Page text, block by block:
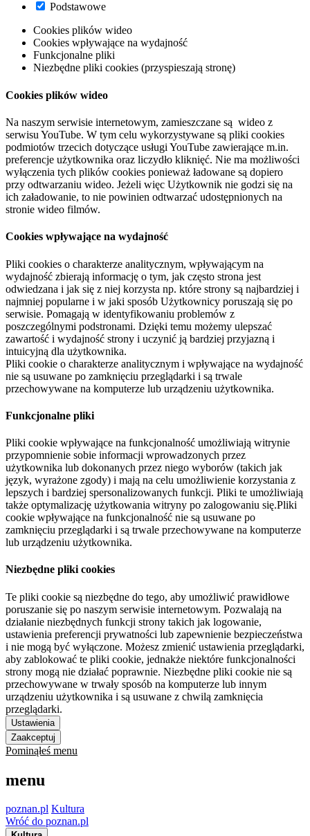
Podstawowe
Cookies plików wideo
Cookies wpływające na wydajność
Funkcjonalne pliki
Niezbędne pliki cookies (przyspieszają stronę)
Cookies plików wideo
Na naszym serwisie internetowym, zamieszczane są wideo z
serwisu YouTube. W tym celu wykorzystywane są pliki cookies
podmiotów trzecich dotyczące usługi YouTube zawierające m.in.
preferencje użytkownika oraz liczydło kliknięć. Nie ma możliwości
wyłączenia tych plików cookies ponieważ ładowane są dopiero
przy odtwarzaniu wideo. Jeżeli więc Użytkownik nie godzi się na
ich załadowanie, to nie powinien odtwarzać udostępnionych na
stronie wideo filmów.
Cookies wpływające na wydajność
Pliki cookies o charakterze analitycznym, wpływającym na
wydajność zbierają informację o tym, jak często strona jest
odwiedzana i jak się z niej korzysta np. które strony są najbardziej i
najmniej popularne i w jaki sposób Użytkownicy poruszają się po
serwisie. Pomagają w identyfikowaniu problemów z
poszczególnymi podstronami. Dzięki temu możemy ulepszać
zawartość i wydajność strony i uczynić ją bardziej przyjazną i
intuicyjną dla użytkownika.
Pliki cookie o charakterze analitycznym i wpływające na wydajność
nie są usuwane po zamknięciu przeglądarki i są trwale
przechowywane na komputerze lub urządzeniu użytkownika.
Funkcjonalne pliki
Pliki cookie wpływające na funkcjonalność umożliwiają witrynie
przypomnienie sobie informacji wprowadzonych przez
użytkownika lub dokonanych przez niego wyborów (takich jak
język, wyrażone zgody) i mają na celu umożliwienie korzystania z
lepszych i bardziej spersonalizowanych funkcji. Pliki te umożliwiają
także optymalizację użytkowania witryny po zalogowaniu się.Pliki
cookie wpływające na funkcjonalność nie są usuwane po
zamknięciu przeglądarki i są trwale przechowywane na komputerze
lub urządzeniu użytkownika.
Niezbędne pliki cookies
Te pliki cookie są niezbędne do tego, aby umożliwić prawidłowe
poruszanie się po naszym serwisie internetowym. Pozwalają na
działanie niezbędnych funkcji strony takich jak logowanie,
ustawienia preferencji prywatności lub zapewnienie bezpieczeństwa
i nie mogą być wyłączone. Możesz zmienić ustawienia przeglądarki,
aby zablokować te pliki cookie, jednakże niektóre funkcjonalności
strony mogą nie działać poprawnie. Niezbędne pliki cookie nie są
przechowywane w trwały sposób na komputerze lub innym
urządzeniu użytkownika i są usuwane z chwilą zamknięcia
przeglądarki.
Ustawienia
Zaakceptuj
Pominąłeś menu
menu
poznan.pl Kultura
Wróć do poznan.pl